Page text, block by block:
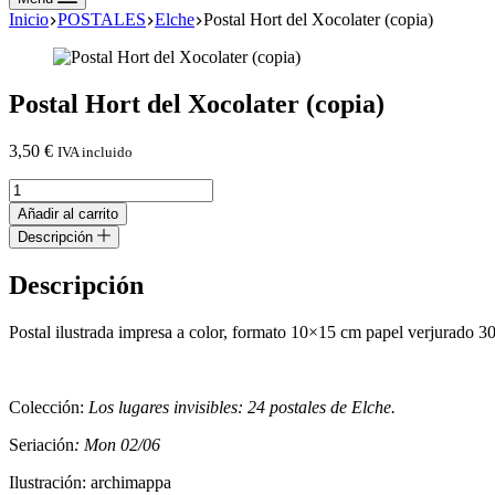
Inicio POSTALES Elche Postal Hort del Xocolater (copia)
Postal Hort del Xocolater (copia)
3,50 € IVA incluido
Postal
Hort
del
Xocolater
cantidad
Añadir al carrito
Descripción
Descripción
Postal ilustrada impresa a color, formato 10×15 cm papel verjurado
Colección: Los lugares invisibles: 24 postales de Elche.
Seriación: Mon 02/06
Ilustración: archimappa